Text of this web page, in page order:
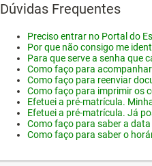
Dúvidas Frequentes
Preciso entrar no Portal do
Por que não consigo me
Para que serve a senha que
Como faço para
Como faço para reenviar
Como faço para imprimir os
Efetuei a pré-matrícula.
Efetuei a pré-matrícula. Já
Como faço para saber a
Como faço para saber o